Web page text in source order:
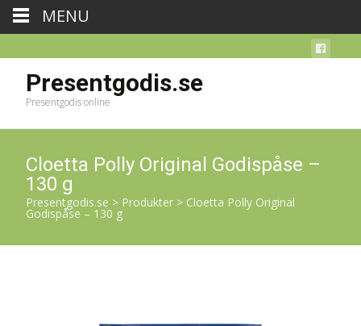
Presentgodis.se
Presentgodis online
Cloetta Polly Original Godispåse –
130 g
Presentgodis.se > Produkter > Cloetta Polly Original
Godispåse – 130 g
MENU